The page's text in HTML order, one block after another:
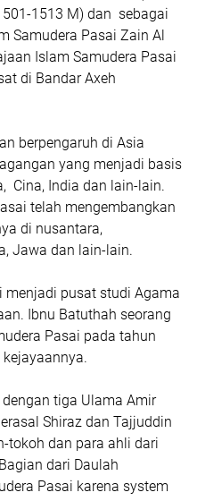
1513 M) dan sebagai
Samudera Pasai Zain Al
Islam Samudera Pasai
di Bandar Axeh
berpengaruh di Asia
yang menjadi basis
Cina, India dan lain-lain.
telah mengembangkan
di nusantara,
Jawa dan lain-lain.
menjadi pusat studi Agama
Ibnu Batuthah seorang
Pasai pada tahun
tiga Ulama Amir
Shiraz dan Tajjuddin
tokoh dan para ahli dari
dari Daulah
Pasai karena system